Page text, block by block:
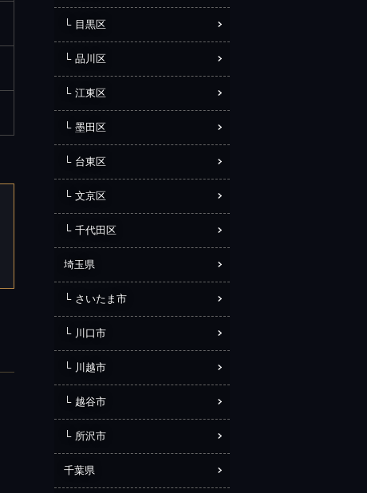
目黒区
品川区
江東区
墨田区
台東区
文京区
千代田区
埼玉県
さいたま市
川口市
川越市
越谷市
所沢市
千葉県